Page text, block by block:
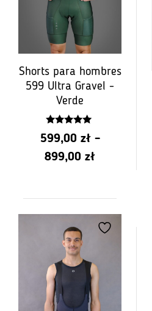
Shorts para hombres
599 Ultra Gravel -
Verde
5.00
z 5
599,00 zł –
899,00 złRango
de
PLN
a
PLN
899.00